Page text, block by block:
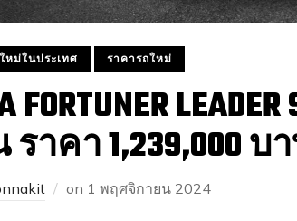
หม่ในประเทศ ราคารถใหม่
FORTUNER
ราคา 1,239,000 บ
on 1 พฤศจิกายน 2024